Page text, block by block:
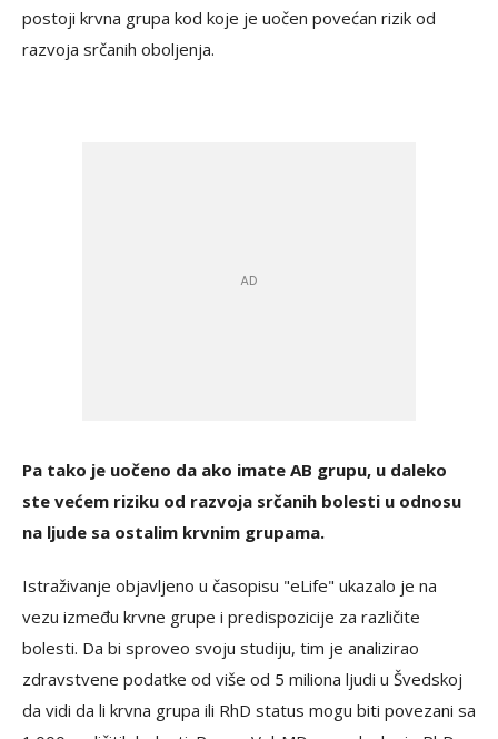
postoji krvna grupa kod koje je uočen povećan rizik od
razvoja srčanih oboljenja.
Pa tako je uočeno da ako imate AB grupu, u daleko
ste većem riziku od razvoja srčanih bolesti u odnosu
na ljude sa ostalim krvnim grupama.
Istraživanje objavljeno u časopisu "eLife" ukazalo je na
vezu između krvne grupe i predispozicije za različite
bolesti. Da bi sproveo svoju studiju, tim je analizirao
zdravstvene podatke od više od 5 miliona ljudi u Švedskoj
da vidi da li krvna grupa ili RhD status mogu biti povezani sa